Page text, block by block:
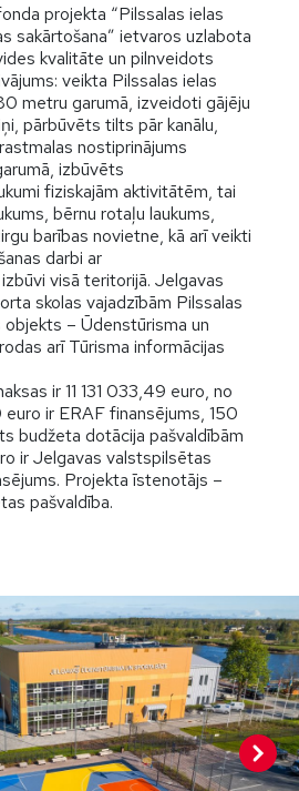
projekta “Pilssalas ielas
sakārtošana” ietvaros uzlabota
kvalitāte un pilnveidots
veikta Pilssalas ielas
metru garumā, izveidoti gājēju
pārbūvēts tilts pār kanālu,
nostiprinājums
izbūvēts
fiziskajām aktivitātēm, tai
bērnu rotaļu laukums,
barības novietne, kā arī veikti
darbi ar
visā teritorijā. Jelgavas
skolas vajadzībām Pilssalas
– Ūdenstūrisma un
arī Tūrisma informācijas
ir 11 131 033,49 euro, no
ir ERAF finansējums, 150
budžeta dotācija pašvaldībām
ir Jelgavas valstspilsētas
Projekta īstenotājs –
pašvaldība.